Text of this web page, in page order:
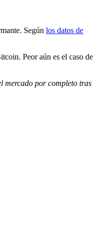
Según los datos de
Peor aún es el caso de
mercado por completo tras